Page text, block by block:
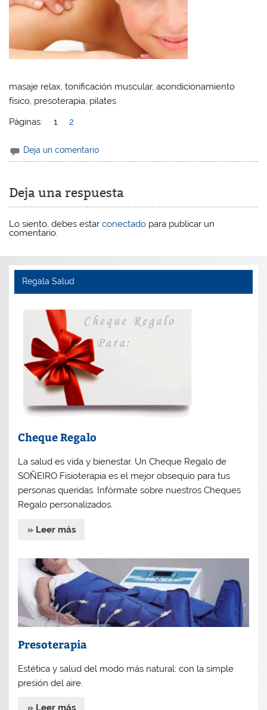
masaje relax, tonificación muscular, acondicionamiento
físico, presoterapia, pilates
Páginas:1 2
Deja un comentario
Deja una respuesta
Lo siento, debes estarconectado para publicar un
comentario.
Regala Salud
Cheque Regalo
La salud es vida y bienestar. Un Cheque Regalo de
SOÑEIRO Fisioterapia es el mejor obsequio para tus
personas queridas. Infórmate sobre nuestros Cheques
Regalo personalizados.
» Leer más
Presoterapia
Estética y salud del modo más natural: con la simple
presión del aire.
» Leer más